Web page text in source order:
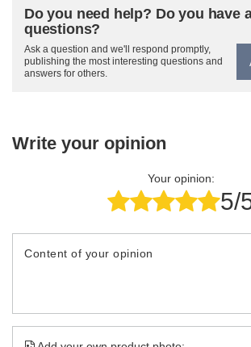
Do you need help? Do you have
questions?
Ask a question and we'll respond promptly,
publishing the most interesting questions and
answers for others.
Write your opinion
Your opinion:
5/
Content of your opinion